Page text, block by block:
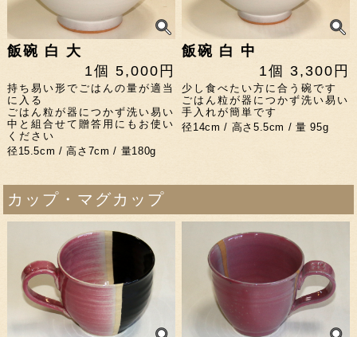
飯碗 白 大
1個 5,000円
持ち易い形でごはんの量が適当
に入る
ごはん粒が器につかず洗い易い
中と組合せて贈答用にもお使い
ください
径15.5cm / 高さ7cm / 量180g
飯碗 白 中
1個 3,300円
少し食べたい方に合う碗です
ごはん粒が器につかず洗い易い
手入れが簡単です
径14cm / 高さ5.5cm / 量 95g
カップ・マグカップ